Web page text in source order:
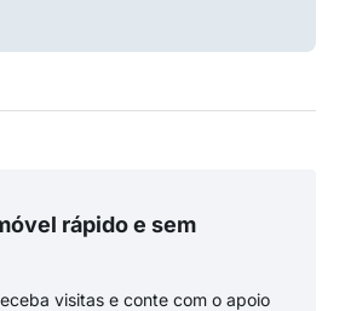
rápido e sem
visitas e conte com o apoio